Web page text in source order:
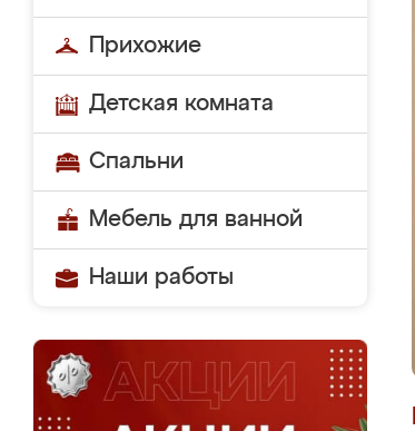
Прихожие
Детская комната
Спальни
Мебель для ванной
Наши работы